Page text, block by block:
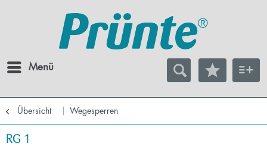
Menü
Übersicht Wegesperren
RG 1